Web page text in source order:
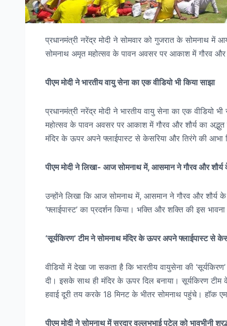
प्रधानमंत्री नरेंद्र मोदी ने सोमवार को गुजरात के सोमनाथ में
सोमनाथ अमृत महोत्सव के पावन अवसर पर आकाश में गौरव और
पीएम मोदी ने भारतीय वायु सेना का एक वीडियो भी किया साझा
प्रधानमंत्री नरेंद्र मोदी ने भारतीय वायु सेना का एक वीडियो
महोत्सव के पावन अवसर पर आकाश में गौरव और शौर्य का अद्भुत
मंदिर के ऊपर अपने फ्लाईपास्ट से केसरिया और तिरंगे की आभा
पीएम मोदी ने लिखा- आज सोमनाथ में, आसमान ने गौरव और शौर्य
उन्होंने लिखा कि आज सोमनाथ में, आसमान ने गौरव और शौर्य के
‘फ्लाईपास्ट’ का प्रदर्शन किया। भक्ति और शक्ति की इस
‘सूर्यकिरण’ टीम ने सोमनाथ मंदिर के ऊपर अपने फ्लाईपास्ट से
वीडियों में देखा जा सकता है कि भारतीय वायुसेना की
दी। इसके साथ ही मंदिर के ऊपर दिल बनाया। सूर्यकिरण
हवाई दूरी तय करके 18 मिनट के भीतर सोमनाथ पहुंचे। हॉक
पीएम मोदी ने सोमनाथ में सरदार वल्लभभाई पटेल को भावभीनी